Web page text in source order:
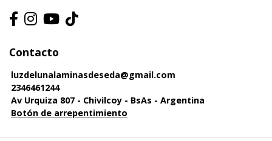
Contacto
luzdelunalaminasdeseda@gmail.com
2346461244
Av Urquiza 807 - Chivilcoy - BsAs - Argentina
Botón de arrepentimiento